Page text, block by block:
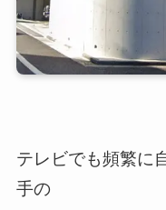
テレビでも頻繁に
手の